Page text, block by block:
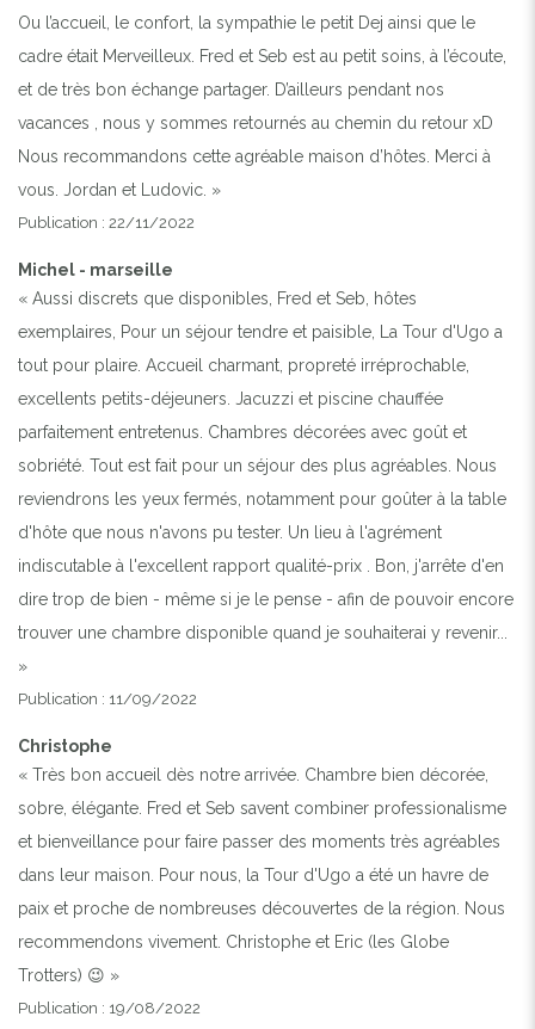
Ou l’accueil, le confort, la sympathie le petit Dej ainsi que le
cadre était Merveilleux. Fred et Seb est au petit soins, à l’écoute,
et de très bon échange partager. D’ailleurs pendant nos
vacances , nous y sommes retournés au chemin du retour xD
Nous recommandons cette agréable maison d’hôtes. Merci à
vous. Jordan et Ludovic. »
Publication : 22/11/2022
Michel - marseille
« Aussi discrets que disponibles, Fred et Seb, hôtes
exemplaires, Pour un séjour tendre et paisible, La Tour d'Ugo a
tout pour plaire. Accueil charmant, propreté irréprochable,
excellents petits-déjeuners. Jacuzzi et piscine chauffée
parfaitement entretenus. Chambres décorées avec goût et
sobriété. Tout est fait pour un séjour des plus agréables. Nous
reviendrons les yeux fermés, notamment pour goûter à la table
d'hôte que nous n'avons pu tester. Un lieu à l'agrément
indiscutable à l'excellent rapport qualité-prix . Bon, j'arrête d'en
dire trop de bien - même si je le pense - afin de pouvoir encore
trouver une chambre disponible quand je souhaiterai y revenir...
»
Publication : 11/09/2022
Christophe
« Très bon accueil dès notre arrivée. Chambre bien décorée,
sobre, élégante. Fred et Seb savent combiner professionalisme
et bienveillance pour faire passer des moments très agréables
dans leur maison. Pour nous, la Tour d'Ugo a été un havre de
paix et proche de nombreuses découvertes de la région. Nous
recommendons vivement. Christophe et Eric (les Globe
Trotters) 😉 »
Publication : 19/08/2022